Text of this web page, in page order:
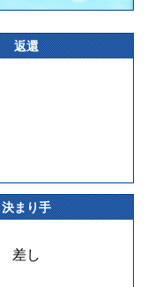
返還
決まり手
差し